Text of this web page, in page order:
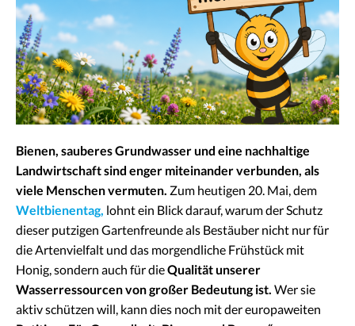
Bienen, sauberes Grundwasser und eine nachhaltige
Landwirtschaft sind enger miteinander verbunden, als
viele Menschen vermuten. Zum heutigen 20. Mai, dem
Weltbienentag, lohnt ein Blick darauf, warum der Schutz
dieser putzigen Gartenfreunde als Bestäuber nicht nur für
die Artenvielfalt und das morgendliche Frühstück mit
Honig, sondern auch für dieQualität unserer
Wasserressourcen von großer Bedeutung ist. Wer sie
aktiv schützen will, kann dies noch mit der europaweiten